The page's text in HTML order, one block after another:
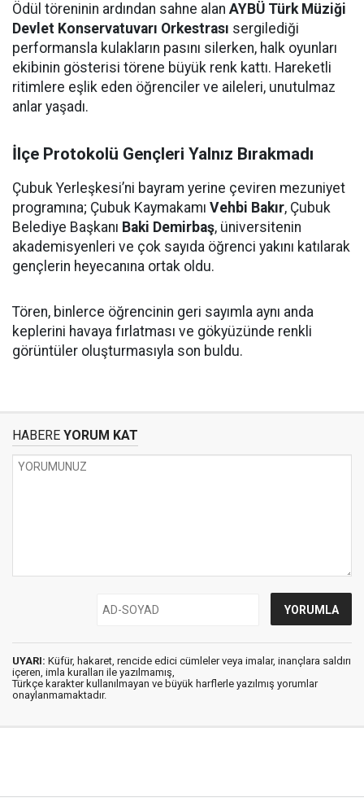
Ödül töreninin ardından sahne alan AYBÜ Türk Müziği
Devlet Konservatuvarı Orkestrası sergilediği
performansla kulakların pasını silerken, halk oyunları
ekibinin gösterisi törene büyük renk kattı. Hareketli
ritimlere eşlik eden öğrenciler ve aileleri, unutulmaz
anlar yaşadı.
İlçe Protokolü Gençleri Yalnız Bırakmadı
Çubuk Yerleşkesi’ni bayram yerine çeviren mezuniyet
programına; Çubuk Kaymakamı Vehbi Bakır, Çubuk
Belediye Başkanı Baki Demirbaş, üniversitenin
akademisyenleri ve çok sayıda öğrenci yakını katılarak
gençlerin heyecanına ortak oldu.
Tören, binlerce öğrencinin geri sayımla aynı anda
keplerini havaya fırlatması ve gökyüzünde renkli
görüntüler oluşturmasıyla son buldu.
HABERE YORUM KAT
UYARI: Küfür, hakaret, rencide edici cümleler veya imalar, inançlara saldırı
içeren, imla kuralları ile yazılmamış,
Türkçe karakter kullanılmayan ve büyük harflerle yazılmış yorumlar
onaylanmamaktadır.